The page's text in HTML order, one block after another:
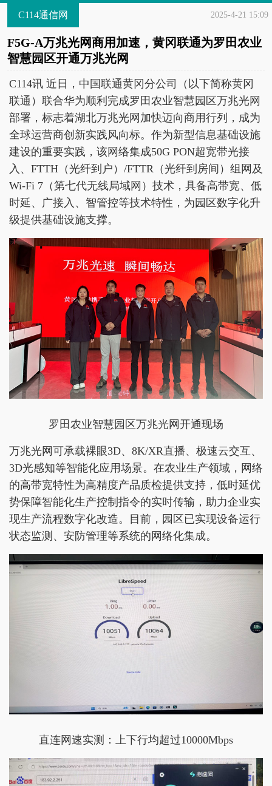
C114通信网 2025-4-21 15:09
F5G-A万兆光网商用加速，黄冈联通为罗田农业
智慧园区开通万兆光网
C114讯 近日，中国联通黄冈分公司（以下简称黄冈
联通）联合华为顺利完成罗田农业智慧园区万兆光网
部署，标志着湖北万兆光网加快迈向商用行列，成为
全球运营商创新实践风向标。作为新型信息基础设施
建设的重要实践，该网络集成50G PON超宽带光接
入、FTTH（光纤到户）/FTTR（光纤到房间）组网及
Wi-Fi 7（第七代无线局域网）技术，具备高带宽、低
时延、广接入、智管控等技术特性，为园区数字化升
级提供基础设施支撑。
罗田农业智慧园区万兆光网开通现场
万兆光网可承载裸眼3D、8K/XR直播、极速云交互、
3D光感知等智能化应用场景。在农业生产领域，网络
的高带宽特性为高精度产品质检提供支持，低时延优
势保障智能化生产控制指令的实时传输，助力企业实
现生产流程数字化改造。目前，园区已实现设备运行
状态监测、安防管理等系统的网络化集成。
直连网速实测：上下行均超过10000Mbps